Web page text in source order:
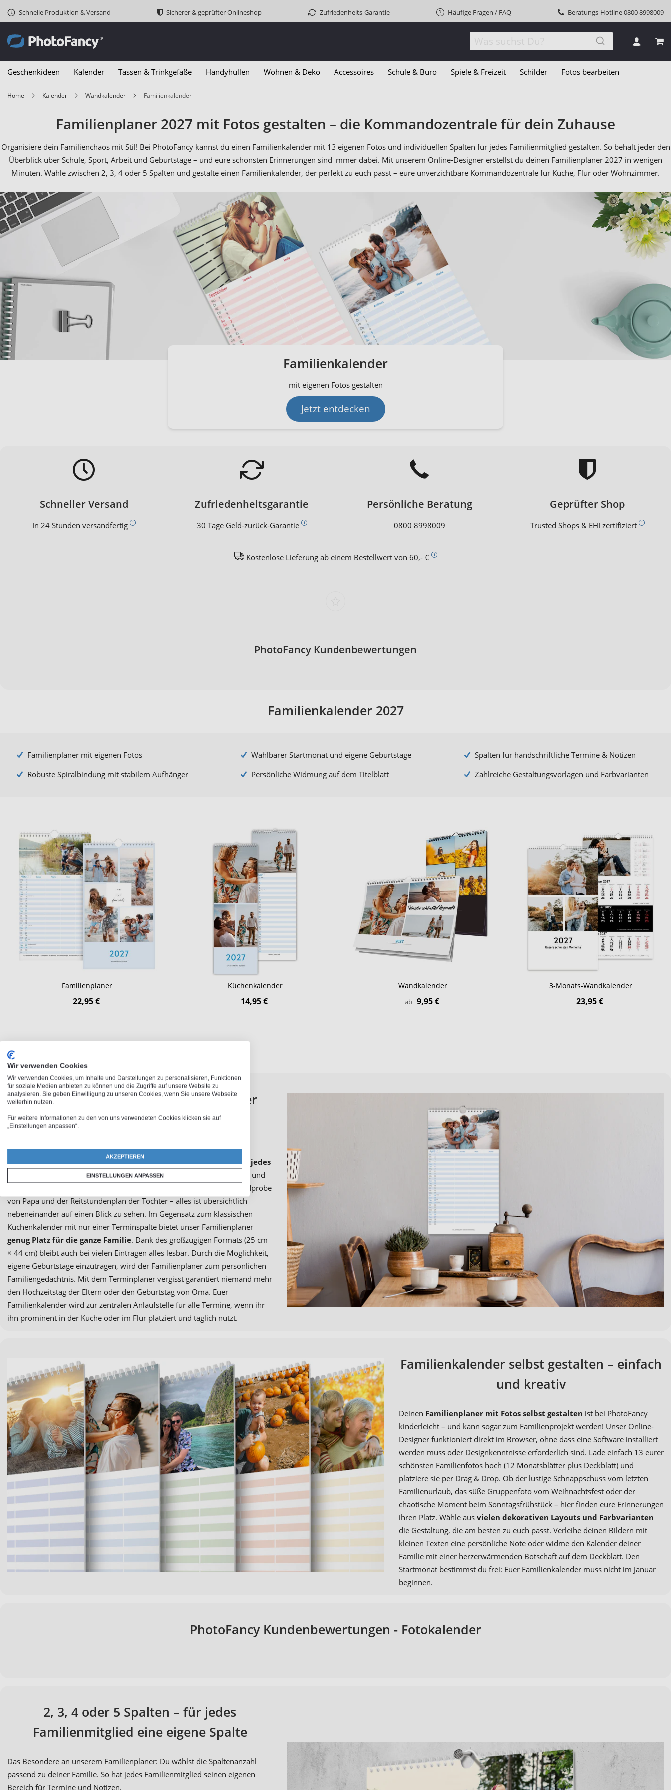
Schnelle Produktion & Versand Sicherer & geprüfter Onlineshop Zufriedenheits-Garantie Häufige Fragen / FAQ Beratungs-Hotline0800 8998009
Geschenkideen Kalender Tassen & Trinkgefäße Handyhüllen Wohnen & Deko Accessoires Schule & Büro Spiele & Freizeit Schilder Fotos bearbeiten
Home Kalender Wandkalender Familienkalender
Familienplaner 2027 mit Fotos gestalten – die Kommandozentrale für dein Zuhause
Organisiere dein Familienchaos mit Stil! Bei PhotoFancy kannst du einen Familienkalender mit 13 eigenen Fotos und individuellen Spalten für jedes Familienmitglied gestalten. So behält jeder den
Überblick über Schule, Sport, Arbeit und Geburtstage – und eure schönsten Erinnerungen sind immer dabei. Mit unserem Online-Designer erstellst du deinen Familienplaner 2027 in wenigen
Minuten. Wähle zwischen 2, 3, 4 oder 5 Spalten und gestalte einen Familienkalender, der perfekt zu euch passt – eure unverzichtbare Kommandozentrale für Küche, Flur oder Wohnzimmer.
Familienkalender
mit eigenen Fotos gestalten
Jetzt entdecken
Schneller Versand
In 24 Stunden versandfertig
Zufriedenheitsgarantie
30 Tage Geld-zurück-Garantie
Persönliche Beratung
0800 8998009
Geprüfter Shop
Trusted Shops & EHI zertifiziert
Kostenlose Lieferung ab einem Bestellwert von 60,- €
PhotoFancy Kundenbewertungen
Familienkalender 2027
Familienplaner mit eigenen Fotos
Robuste Spiralbindung mit stabilem Aufhänger
Wählbarer Startmonat und eigene Geburtstage
Persönliche Widmung auf dem Titelblatt
Spalten für handschriftliche Termine & Notizen
Zahlreiche Gestaltungsvorlagen und Farbvarianten
Familienplaner
22,95 €
Küchenkalender
14,95 €
Wandkalender
ab 9,95 €
3-Monats-Wandkalender
23,95 €
Dein Familienplaner – alle Termine der
ganzen Familie im Blick
Wer sagt, dass Familienorganisation kompliziert sein muss? Unser
Familienplaner beweist das Gegenteil! Mitindividuellen Spalten für jedes
hat jeder seinen eigenen Platz für Termine, Notizen und
To-dos. Das Fußballspiel von Junior, der Yogakurs von Mama, die Bandprobe
von Papa und der Reitstundenplan der Tochter – alles ist übersichtlich
nebeneinander auf einen Blick zu sehen. Im Gegensatz zum klassischen
Küchenkalender mit nur einer Terminspalte bietet unser Familienplaner
genug Platz für die ganze Familie. Dank des großzügigen Formats (25 cm
× 44 cm) bleibt auch bei vielen Einträgen alles lesbar. Durch die Möglichkeit,
eigene Geburtstage einzutragen, wird der Familienplaner zum persönlichen
Familiengedächtnis. Mit dem Terminplaner vergisst garantiert niemand mehr
den Hochzeitstag der Eltern oder den Geburtstag von Oma. Euer
Familienkalender wird zur zentralen Anlaufstelle für alle Termine, wenn ihr
ihn prominent in der Küche oder im Flur platziert und täglich nutzt.
Familienkalender selbst gestalten – einfach
und kreativ
Deinen Familienplaner mit Fotos selbst gestalten ist bei PhotoFancy
kinderleicht – und kann sogar zum Familienprojekt werden! Unser Online-
Designer funktioniert direkt im Browser, ohne dass eine Software installiert
werden muss oder Designkenntnisse erforderlich sind. Lade einfach 13 eurer
schönsten Familienfotos hoch (12 Monatsblätter plus Deckblatt) und
platziere sie per Drag & Drop. Ob der lustige Schnappschuss vom letzten
Familienurlaub, das süße Gruppenfoto vom Weihnachtsfest oder der
chaotische Moment beim Sonntagsfrühstück – hier finden eure Erinnerungen
ihren Platz. Wähle aus vielen dekorativen Layouts und Farbvarianten
die Gestaltung, die am besten zu euch passt. Verleihe deinen Bildern mit
kleinen Texten eine persönliche Note oder widme den Kalender deiner
Familie mit einer herzerwärmenden Botschaft auf dem Deckblatt. Den
Startmonat bestimmst du frei: Euer Familienkalender muss nicht im Januar
beginnen.
PhotoFancy Kundenbewertungen - Fotokalender
2, 3, 4 oder 5 Spalten – für jedes
Familienmitglied eine eigene Spalte
Das Besondere an unserem Familienplaner: Du wählst die Spaltenanzahl
passend zu deiner Familie. So hat jedes Familienmitglied seinen eigenen
Bereich für Termine und Notizen.
Wir verwenden Cookies
Wir verwenden Cookies, um Inhalte und Darstellungen zu personalisieren, Funktionen
für soziale Medien anbieten zu können und die Zugriffe auf unsere Website zu
analysieren. Sie geben Einwilligung zu unseren Cookies, wenn Sie unsere Webseite
weiterhin nutzen.
Für weitere Informationen zu den von uns verwendeten Cookies klicken sie auf
„Einstellungen anpassen“.
AKZEPTIEREN
EINSTELLUNGEN ANPASSEN